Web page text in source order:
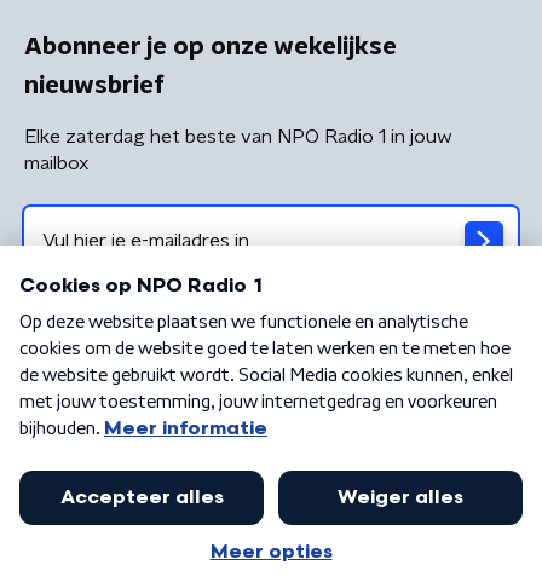
Abonneer je op onze wekelijkse
nieuwsbrief
Elke zaterdag het beste van NPO Radio 1 in jouw
mailbox
Algemene voorwaarden